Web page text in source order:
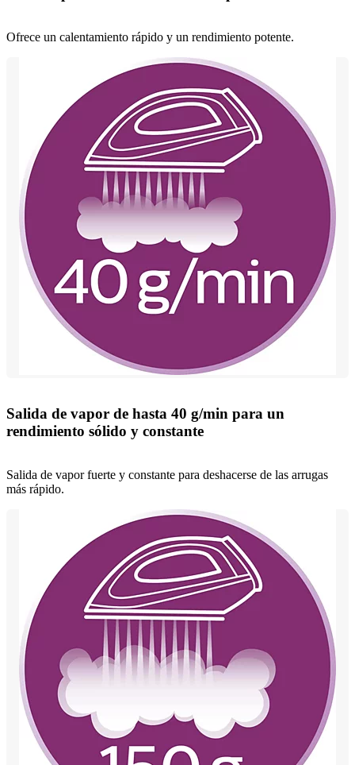
Ofrece un calentamiento rápido y un rendimiento potente.
Salida de vapor de hasta 40 g/min para un
rendimiento sólido y constante
Salida de vapor fuerte y constante para deshacerse de las arrugas
más rápido.